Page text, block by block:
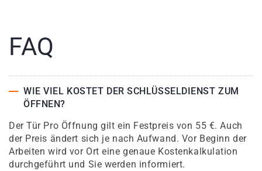
FAQ
WIE VIEL KOSTET DER SCHLÜSSELDIENST ZUM
ÖFFNEN?
Der Tür Pro Öffnung gilt ein Festpreis von 55 €. Auch
der Preis ändert sich je nach Aufwand. Vor Beginn der
Arbeiten wird vor Ort eine genaue Kostenkalkulation
durchgeführt und Sie werden informiert.